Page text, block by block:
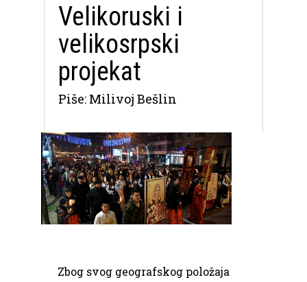
Velikoruski i
velikosrpski
projekat
Piše: Milivoj Bešlin
Zbog svog geografskog položaja